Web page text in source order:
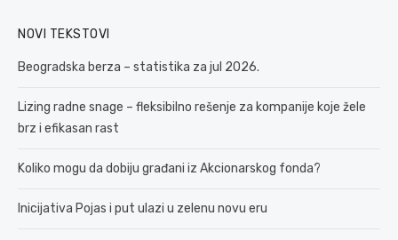
NOVI TEKSTOVI
Beogradska berza – statistika za jul 2026.
Lizing radne snage – fleksibilno rešenje za kompanije koje žele
brz i efikasan rast
Koliko mogu da dobiju građani iz Akcionarskog fonda?
Inicijativa Pojas i put ulazi u zelenu novu eru